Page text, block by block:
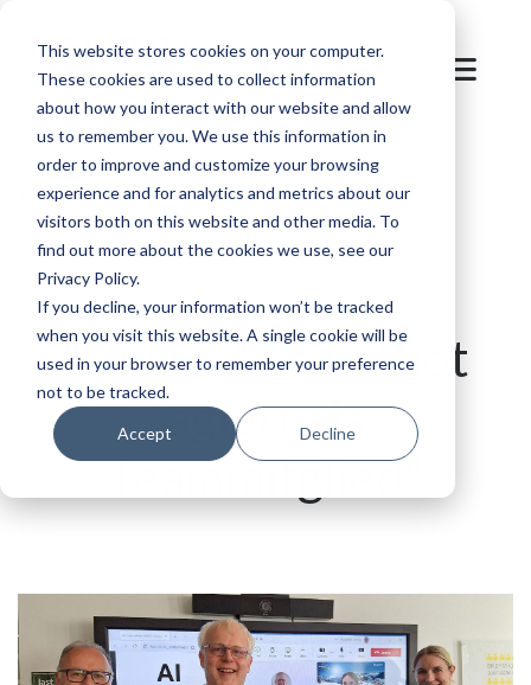
This website stores cookies on your computer.
These cookies are used to collect information
about how you interact with our website and allow
us to remember you. We use this information in
order to improve and customize your browsing
experience and for analytics and metrics about our
visitors both on this website and other media. To
find out more about the cookies we use, see our
Privacy Policy.
If you decline, your information won’t be tracked
when you visit this website. A single cookie will be
used in your browser to remember your preference
not to be tracked.
Accept Decline
Zurück zur Übersicht
"Unser AI-Chatbot
agiert als
Teammitglied"